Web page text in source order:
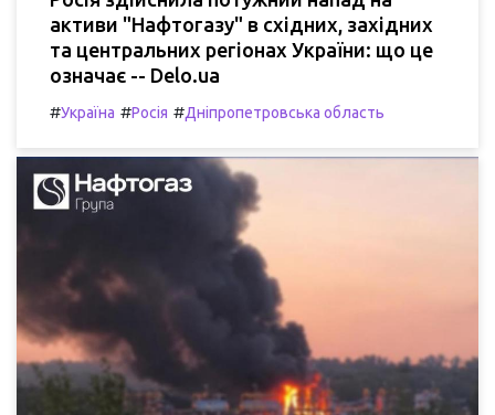
активи "Нафтогазу" в східних, західних
та центральних регіонах України: що це
означає -- Delo.ua
#Україна #Росія #Дніпропетровська область